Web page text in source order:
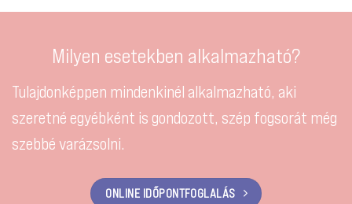
Milyen esetekben alkalmazható?
Tulajdonképpen mindenkinél alkalmazható, aki
szeretné egyébként is gondozott, szép fogsorát még
szebbé varázsolni.
ONLINE IDŐPONTFOGLALÁS